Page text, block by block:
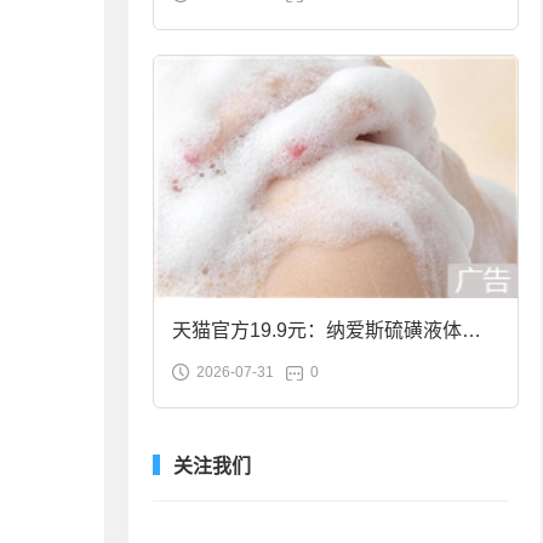
天猫官方19.9元：纳爱斯硫磺液体香
皂2斤大促
2026-07-31 0
关注我们